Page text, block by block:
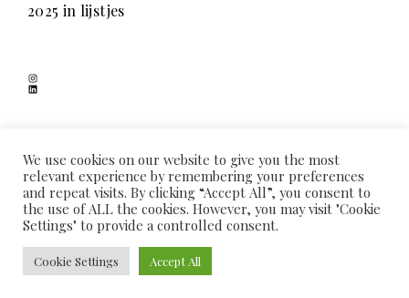
2025 in lijstjes
Instagram
LinkedIn
SCHADUWSPEL
PROUDLY POWERED BY WORDPRESS
THEMES KINGDOM
HOME OVER MIJ COOKIEVERKLARING
PRIVACYVERKLARING
CONTACT
We use cookies on our website to give you the most
relevant experience by remembering your preferences
and repeat visits. By clicking “Accept All”, you consent to
the use of ALL the cookies. However, you may visit "Cookie
Settings" to provide a controlled consent.
Cookie Settings Accept All